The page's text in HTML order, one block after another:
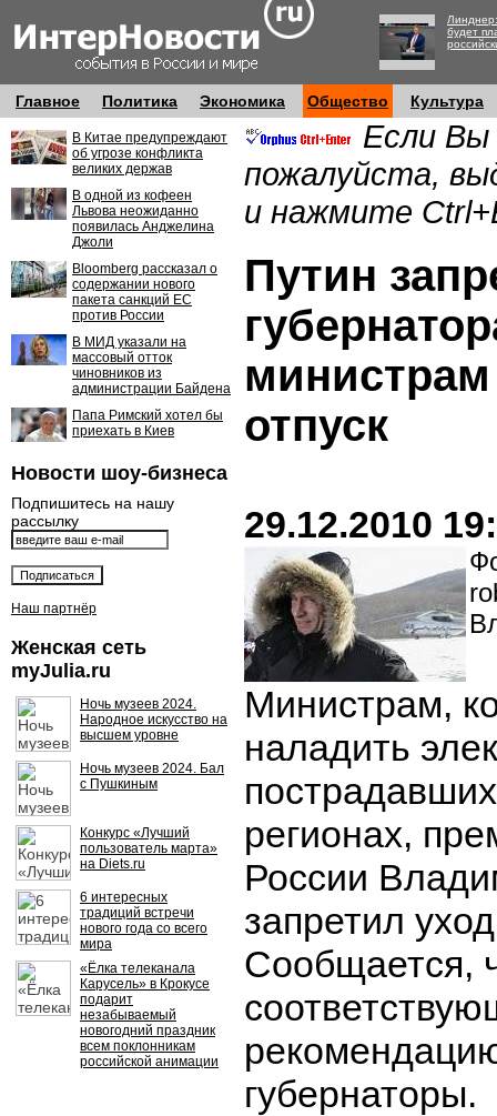
будет
Главное Политика Экономика Общество Культура
В Китае предупреждают
об угрозе конфликта
великих держав
В одной из кофеен
Львова неожиданно
появилась Анджелина
Джоли
Bloomberg рассказал о
содержании нового
пакета санкций ЕС
против России
В МИД указали на
массовый отток
чиновников из
администрации Байдена
Папа Римский хотел бы
приехать в Киев
Новости шоу-бизнеса
Подпишитесь на нашу
рассылку
Наш партнёр
Женская сеть
myJulia.ru
Ночь музеев 2024.
Народное искусство на
высшем уровне
Ночь музеев 2024. Бал
с Пушкиным
Конкурс «Лучший
пользователь марта»
на Diets.ru
6 интересных
традиций встречи
нового года со всего
мира
«Ёлка телеканала
Карусель» в Крокусе
подарит
незабываемый
новогодний праздник
всем поклонникам
российской анимации
Если Вы
пожалуйста,
и нажмите
Путин
отпуск
29.12.2010
Министрам,
наладить
регионах,
России
запретил
Сообщается,
губернаторы.